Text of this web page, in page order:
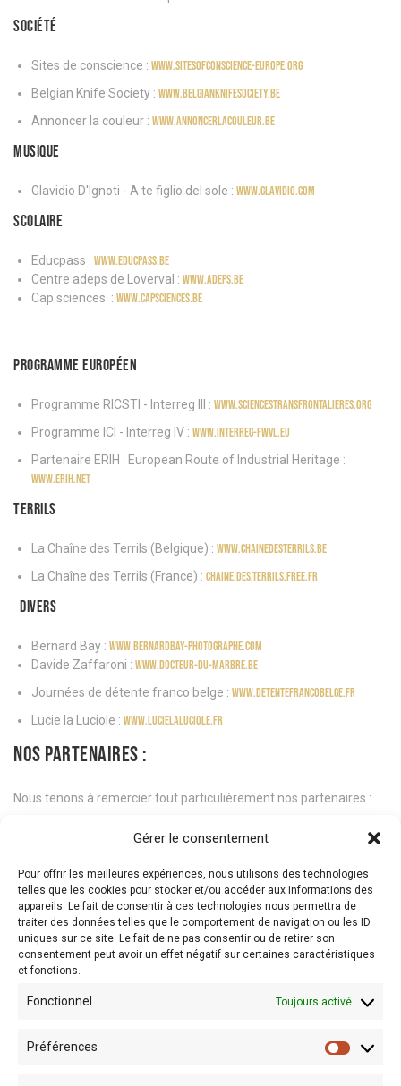
Gérer le consentement
Pour offrir les meilleures expériences, nous utilisons des technologies
telles que les cookies pour stocker et/ou accéder aux informations des
appareils. Le fait de consentir à ces technologies nous permettra de
traiter des données telles que le comportement de navigation ou les ID
uniques sur ce site. Le fait de ne pas consentir ou de retirer son
consentement peut avoir un effet négatif sur certaines caractéristiques
et fonctions.
Fonctionnel Toujours activé
Préférences
Société
Sites de conscience : www.sitesofconscience-europe.org
Belgian Knife Society : www.belgianknifesociety.be
Annoncer la couleur : www.annoncerlacouleur.be
Musique
Glavidio D'Ignoti - A te figlio del sole : www.glavidio.com
Scolaire
Educpass : www.educpass.be
Centre adeps de Loverval : www.adeps.be
Cap sciences : www.capsciences.be
Programme européen
Programme RICSTI - Interreg III : www.sciencestransfrontalieres.org
Programme ICI - Interreg IV : www.interreg-fwvl.eu
Partenaire ERIH : European Route of Industrial Heritage :
www.erih.net
Terrils
La Chaîne des Terrils (Belgique) : www.chainedesterrils.be
La Chaîne des Terrils (France) : chaine.des.terrils.free.fr
Divers
Bernard Bay : www.bernardbay-photographe.com
Davide Zaffaroni : www.docteur-du-marbre.be
Journées de détente franco belge : www.detentefrancobelge.fr
Lucie la Luciole : www.lucielaluciole.fr
NOS PARTENAIRES :
Nous tenons à remercier tout particulièrement nos partenaires :
La Communauté Européenne
Fédération Wallonie Bruxelles
La Province du Hainaut
La Ville de Charleroi
Ethias
Ce projet a été cofinancé par la Communauté Européenne et le
Fonds européen de développement régional.